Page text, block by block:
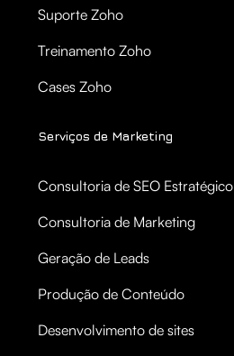
Suporte Zoho
Treinamento Zoho
Cases Zoho
Serviços de Marketing
Consultoria de SEO Estratégico
Consultoria de Marketing
Geração de Leads
Produção de Conteúdo
Desenvolvimento de sites